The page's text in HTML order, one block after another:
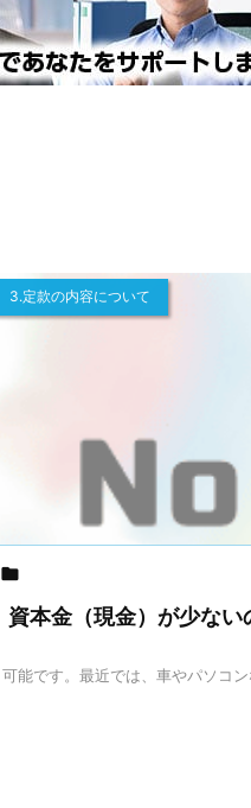

3.定款の内容について
資本金（現金）が少な
可能です。最近では、車やパソコ